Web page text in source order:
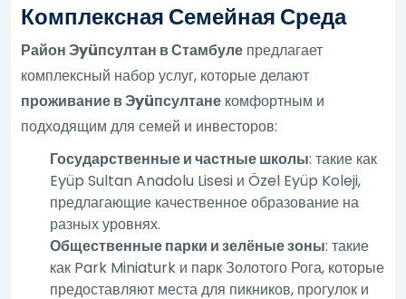
Комплексная Семейная Среда
Район Эyüпсултан в Стамбуле предлагает
комплексный набор услуг, которые делают
проживание в Эyüпсултане комфортным и
подходящим для семей и инвесторов:
Государственные и частные школы: такие как
Eyüp Sultan Anadolu Lisesi и Özel Eyüp Koleji,
предлагающие качественное образование на
разных уровнях.
Общественные парки и зелёные зоны: такие
как Park Miniaturk и парк Золотого Рога, которые
предоставляют места для пикников, прогулок и